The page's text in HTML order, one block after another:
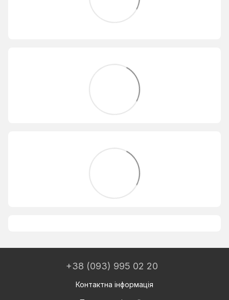
+38 (093) 995 02 20
Контактна інформація